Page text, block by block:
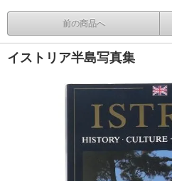
前の商品へ
イストリア半島写真集